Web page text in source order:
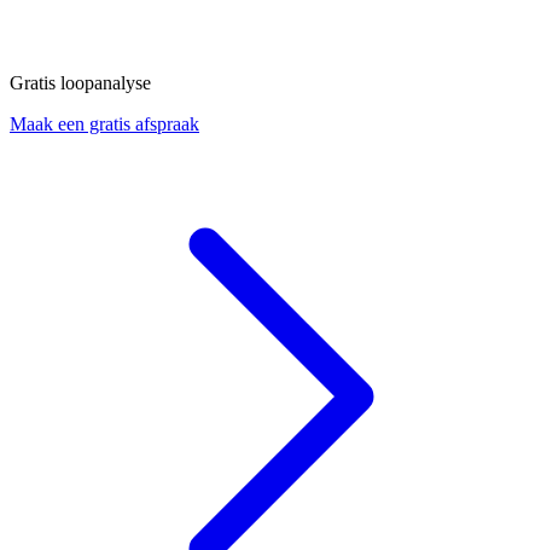
Gratis loopanalyse
Maak een gratis afspraak